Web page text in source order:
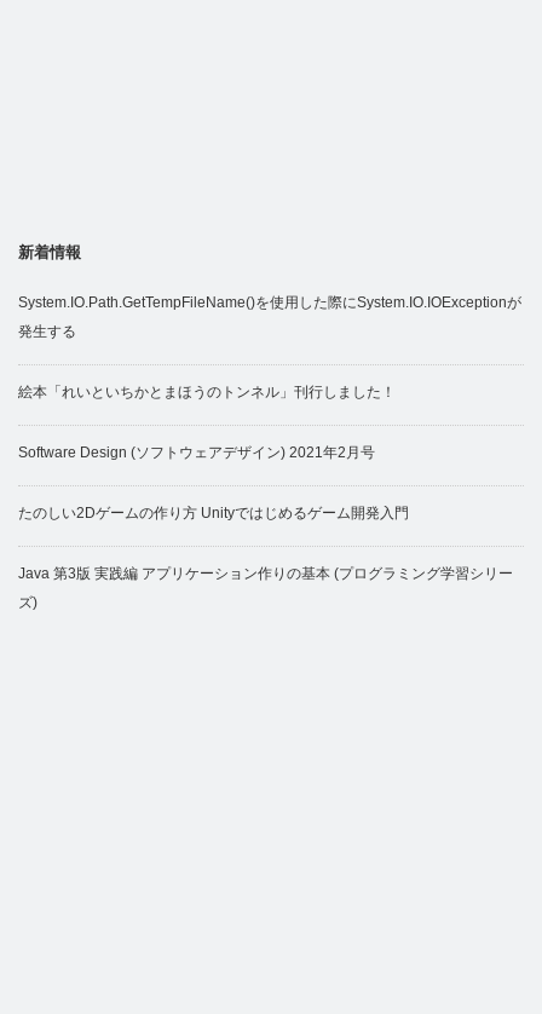
新着情報
System.IO.Path.GetTempFileName()を使用した際にSystem.IO.IOExceptionが
発生する
絵本「れいといちかとまほうのトンネル」刊行しました！
Software Design (ソフトウェアデザイン) 2021年2月号
たのしい2Dゲームの作り方 Unityではじめるゲーム開発入門
Java 第3版 実践編 アプリケーション作りの基本 (プログラミング学習シリー
ズ)